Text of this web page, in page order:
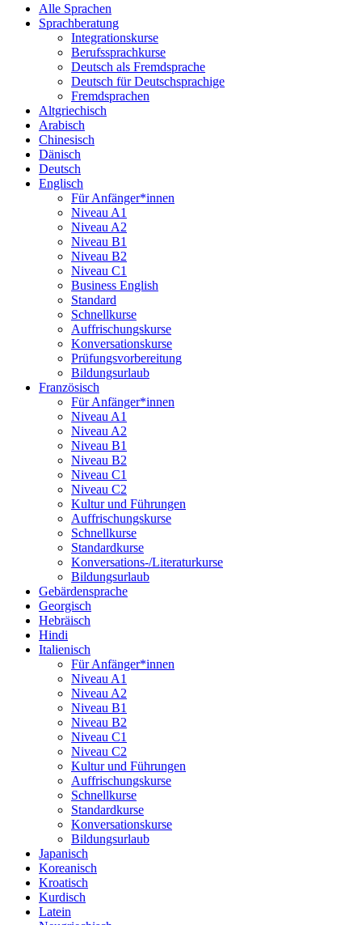
Alle Sprachen
Sprachberatung
Integrationskurse
Berufssprachkurse
Deutsch als Fremdsprache
Deutsch für Deutschsprachige
Fremdsprachen
Altgriechisch
Arabisch
Chinesisch
Dänisch
Deutsch
Englisch
Für Anfänger*innen
Niveau A1
Niveau A2
Niveau B1
Niveau B2
Niveau C1
Business English
Standard
Schnellkurse
Auffrischungskurse
Konversationskurse
Prüfungsvorbereitung
Bildungsurlaub
Französisch
Für Anfänger*innen
Niveau A1
Niveau A2
Niveau B1
Niveau B2
Niveau C1
Niveau C2
Kultur und Führungen
Auffrischungskurse
Schnellkurse
Standardkurse
Konversations-/Literaturkurse
Bildungsurlaub
Gebärdensprache
Georgisch
Hebräisch
Hindi
Italienisch
Für Anfänger*innen
Niveau A1
Niveau A2
Niveau B1
Niveau B2
Niveau C1
Niveau C2
Kultur und Führungen
Auffrischungskurse
Schnellkurse
Standardkurse
Konversationskurse
Bildungsurlaub
Japanisch
Koreanisch
Kroatisch
Kurdisch
Latein